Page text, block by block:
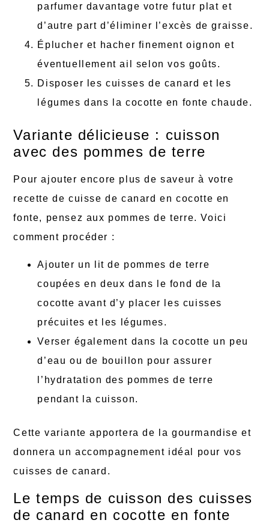
parfumer davantage votre futur plat et
d’autre part d’éliminer l’excès de graisse.
Éplucher et hacher finement oignon et
éventuellement ail selon vos goûts.
Disposer les cuisses de canard et les
légumes dans la cocotte en fonte chaude.
Variante délicieuse : cuisson
avec des pommes de terre
Pour ajouter encore plus de saveur à votre
recette de cuisse de canard en cocotte en
fonte, pensez aux pommes de terre. Voici
comment procéder :
Ajouter un lit de pommes de terre
coupées en deux dans le fond de la
cocotte avant d’y placer les cuisses
précuites et les légumes.
Verser également dans la cocotte un peu
d’eau ou de bouillon pour assurer
l’hydratation des pommes de terre
pendant la cuisson.
Cette variante apportera de la gourmandise et
donnera un accompagnement idéal pour vos
cuisses de canard.
Le temps de cuisson des cuisses
de canard en cocotte en fonte